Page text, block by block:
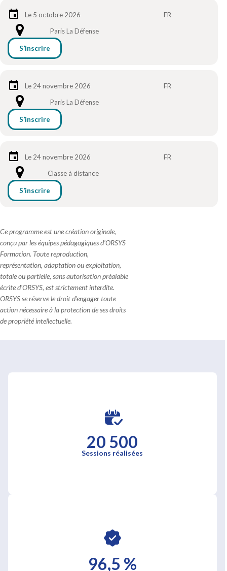
Le 5 octobre 2026
FR
Paris La Défense
S’inscrire
Le 24 novembre 2026
FR
Paris La Défense
S’inscrire
Le 24 novembre 2026
FR
Classe à distance
S’inscrire
Ce programme est une création originale,
conçu par les équipes pédagogiques d'ORSYS
Formation. Toute reproduction,
représentation, adaptation ou exploitation,
totale ou partielle, sans autorisation préalable
écrite d'ORSYS, est strictement interdite.
ORSYS se réserve le droit d'engager toute
action nécessaire à la protection de ses droits
de propriété intellectuelle.
20 500
Sessions réalisées
96,5 %